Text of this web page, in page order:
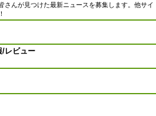
さんが見つけた最新ニュースを募集します。他サイ
/レビュー